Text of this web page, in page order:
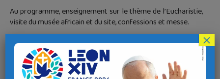
Au programme, enseignement sur le thème de l’Eucharistie,
visite du musée africain et du site, confessions et messe.
Vous êtes tous les bienvenus !
Contacter Raphaël Toulet (06 78 45 78 36) ou Virginie
Courseaux (06 43 39 74 59) pour le diocèse de Quimper et
×